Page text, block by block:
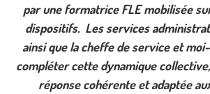
par une formatrice FLE mobilisée
dispositifs. Les services
ainsi que la cheffe de service et
compléter cette dynamique
réponse cohérente et adaptée